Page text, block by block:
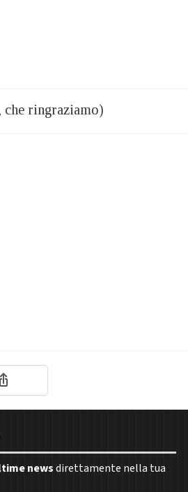
ringraziamo)
newsdirettamente nella tua